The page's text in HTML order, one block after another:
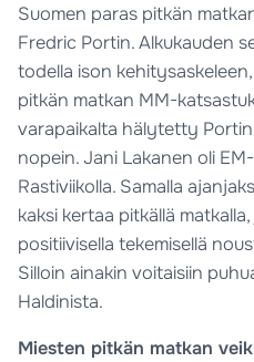
Suomen paras pitkän
Fredric Portin. Alkukauden
todella ison
pitkän matkan MM-
varapaikalta hälytetty
nopein. Jani Lakanen oli
Rastiviikolla. Samalla
kaksi kertaa pitkällä
positiivisella tekemisellä
Silloin ainakin voitaisiin
Haldinista.
Miesten pitkän matkan